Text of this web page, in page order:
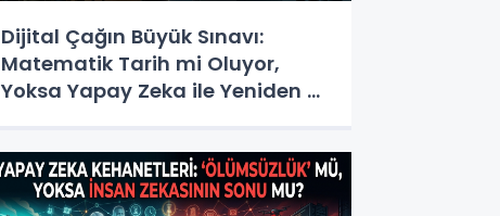
Dijital Çağın Büyük Sınavı:
Matematik Tarih mi Oluyor,
Yoksa Yapay Zeka ile Yeniden mi